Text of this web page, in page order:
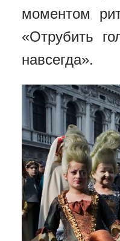
моментом
«Отрубить
навсегда».